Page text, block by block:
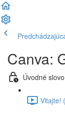
Canva:
Úvodné slovo
Vitajte!